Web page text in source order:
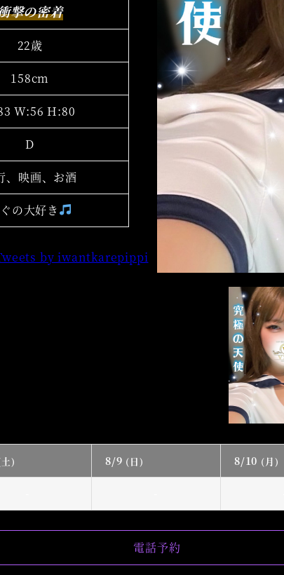
撃の密着
22歳
158cm
W:56 H:80
D
、映画、お酒
の大好き
by iwantkarepippi
) 8/9 (日) 8/10 (月)
電話予約